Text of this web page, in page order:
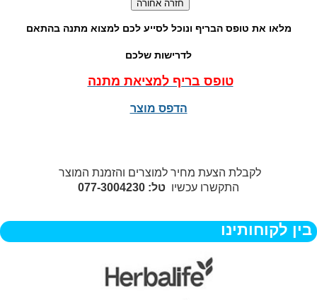
מלאו את טופס הבריף ונוכל לסייע לכם למצוא מתנה בהתאם
לדרישות שלכם
טופס בריף למציאת מתנה
הדפס מוצר
לקבלת הצעת מחיר למוצרים והזמנת המוצר
התקשרו עכשיו טל: 077-3004230
בין לקוחותינו